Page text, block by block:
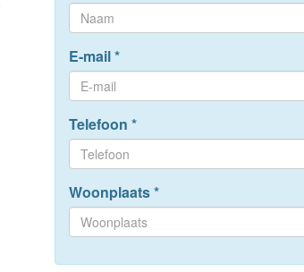
E-mail*
Telefoon *
Woonplaats*